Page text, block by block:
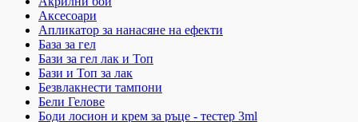
Аксесоари
Апликатор за нанасяне на ефекти
База за гел
Бази за гел лак и Топ
Бази и Топ за лак
Безвлакнести тампони
Бели Гелове
Боди лосион и крем за ръце - тестер 3ml